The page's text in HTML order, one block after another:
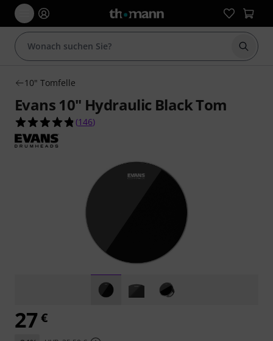
Suche
10" Tomfelle
Evans 10" Hydraulic Black Tom
4.8 von 5 Sternen aus 146 Kundenbewertungen
(146)
27€